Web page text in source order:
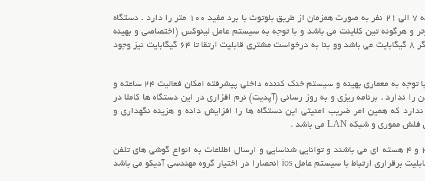
بلواسمارت توانایی ارسال کلیه محتویات را به 7 الی 21 نفر به صورت همزمان از طریق بلوتوث با برد مفید 100 متر را دارد . دستگاه
و هرگونه تین کلاینت می باشد و با توجه به سیستم عامل لینوکس (اختصاصی و بهینه
سازی شده) غیر قابل هک می باشد . حافظه داخلی این دستگاه های ارسالگر 8 گیگابایت می باشد وو بنا به درخواست مشتری قابلیت ارتقا تا 64 گیگابایت نیز وجود
بلواسمارت با توجه به معماری بهینه و سیستم خنک کننده داخلی پیشرفته امکان فعالیت 24 ساعته و
ندارد . برنامه ریزی و به روز رسانی (آپدیت) نرم افزاری در این دستگاه ها کاملا در
که همین امر ضریب امنیتی این دستگاه ها را افزایش داده و هزینه نگهداری و
فلش مموری و شبکه LAN می باشد .
دستگاه های ارسال بلوتوث هوشمند بلواسمارت مجهز به پردازشگر قوی2 و 4 هسته ای می باشند و توانایی شناسایی و ارسال اطلاعات به انواع گوشی های تلفن
همراه و حتی آیفون (iphone) را نیز دارا می باشد . شایان ذکر می باشد قابلیت برقراری ارتباط با سیستم عامل ios انحصارا در اختیار گروه مهندسی آدیکو می باشد